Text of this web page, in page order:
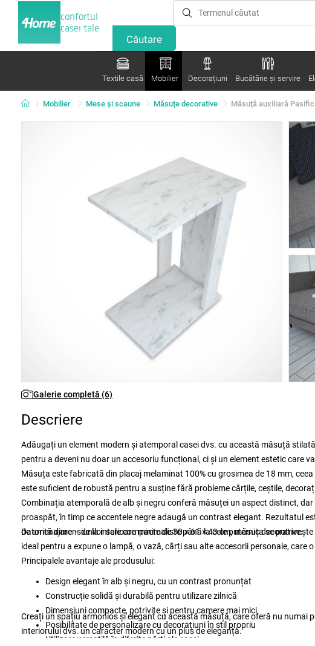
confortul
casei tale
Textile casă Mobilier Decorațiuni Bucătărie și servire
Mobilier Mese şi scaune Măsuțe decorative Măsuță auxiliară Pasific
Galerie completă (6)
Descriere
Adăugați un element modern și atemporal casei dvs. cu această măsuță
pentru a deveni nu doar un accesoriu funcțional, ci și un element estetic care
Măsuța este fabricată din placaj melaminat 100% cu grosimea de 18 mm,
este suficient de robustă pentru a susține fără probleme cărțile, ceștile,
Combinația atemporală de alb și negru conferă măsuței un aspect distinct,
proaspăt, în timp ce accentele negre adaugă un contrast elegant. Rezultatul
de amenajare – de la interioare minimaliste până la cele puternic decorative.
Datorită dimensiunilor sale compacte de 30 × 61 × 43 cm, măsuța se
ideal pentru a expune o lampă, o vază, cărți sau alte accesorii personale,
Principalele avantaje ale produsului:
Design elegant în alb și negru, cu un contrast pronunțat
Construcție solidă și durabilă pentru utilizare zilnică
Dimensiuni compacte, potrivite și pentru camere mai mici
Posibilitate de personalizare cu decorațiuni în stil propriu
Utilizare versatilă în diferite părți ale casei
Creați un spațiu armonios și elegant cu această măsuță, care oferă nu
interiorului dvs. un caracter modern cu un plus de eleganță.